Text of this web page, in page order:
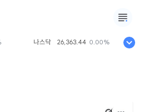
나스닥 26,363.44 0.00%